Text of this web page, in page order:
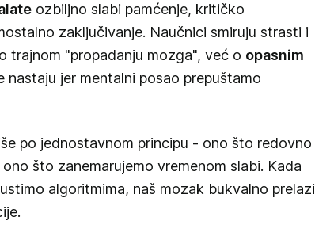
ozbiljno slabi pamćenje, kritičko
zaključivanje. Naučnici smiruju strasti i
trajnom "propadanju mozga", već o opasnim
nastaju jer mentalni posao prepuštamo
po jednostavnom principu - ono što redovno
što zanemarujemo vremenom slabi. Kada
algoritmima, naš mozak bukvalno prelazi